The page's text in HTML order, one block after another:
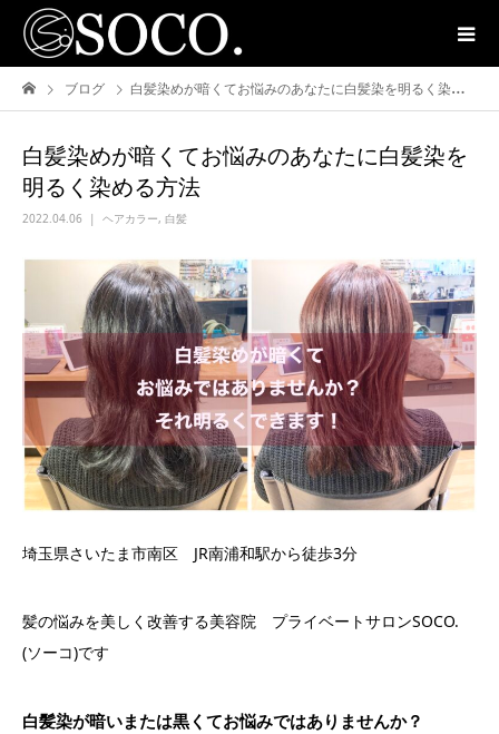
ブログ 白髪染めが暗くてお悩みのあなたに白髪染を明るく染める方法
白髪染めが暗くてお悩みのあなたに白髪染を
明るく染める方法
2022.04.06 ヘアカラー, 白髪
埼玉県さいたま市南区 JR南浦和駅から徒歩3分
髪の悩みを美しく改善する美容院 プライベートサロンSOCO.
(ソーコ)です
白髪染が暗いまたは黒くてお悩みではありませんか？